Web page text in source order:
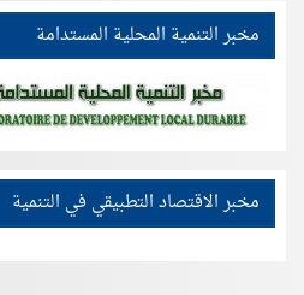
مخبر التنمية المحلية المستدامة
مخبر الاقتصاد التطبيقي في التنمية